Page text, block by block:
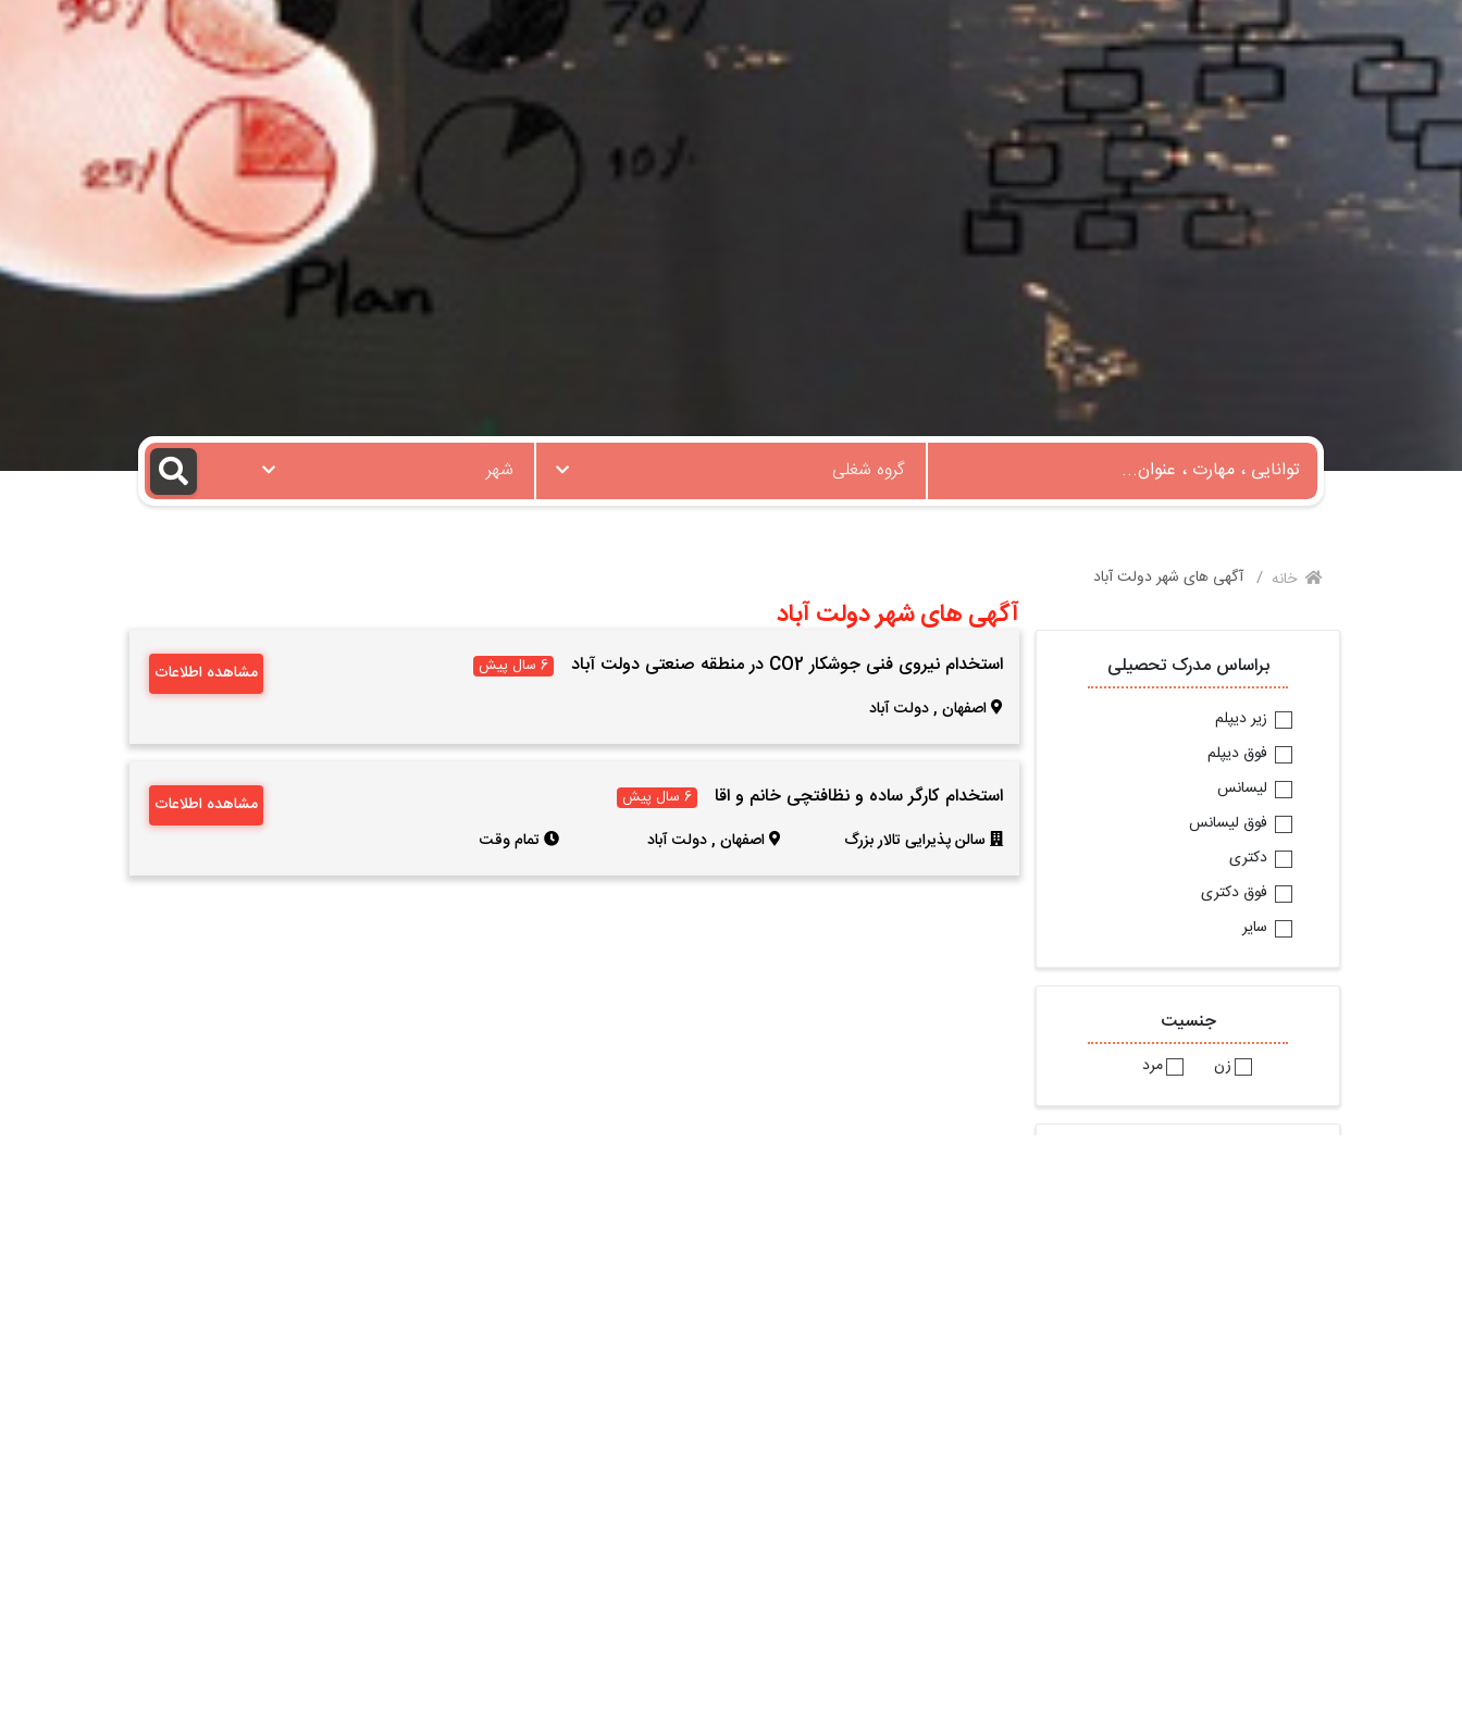
گروه شغلی شهر
خانه آگهی های شهر دولت آباد
آگهی های شهر دولت آباد
براساس مدرک تحصیلی
زیر دیپلم
فوق دیپلم
لیسانس
فوق لیسانس
دکتری
فوق دکتری
سایر
جنسیت
زن مرد
استخدام نیروی فنی جوشکار CO2 در منطقه صنعتی دولت آباد 6 سال پیش
اصفهان ,دولت آباد
مشاهده اطلاعات
استخدام کارگر ساده و نظافتچی خانم و اقا 6 سال پیش
سالن پذیرایی تالار بزرگ اصفهان ,دولت آباد تمام وقت
مشاهده اطلاعات